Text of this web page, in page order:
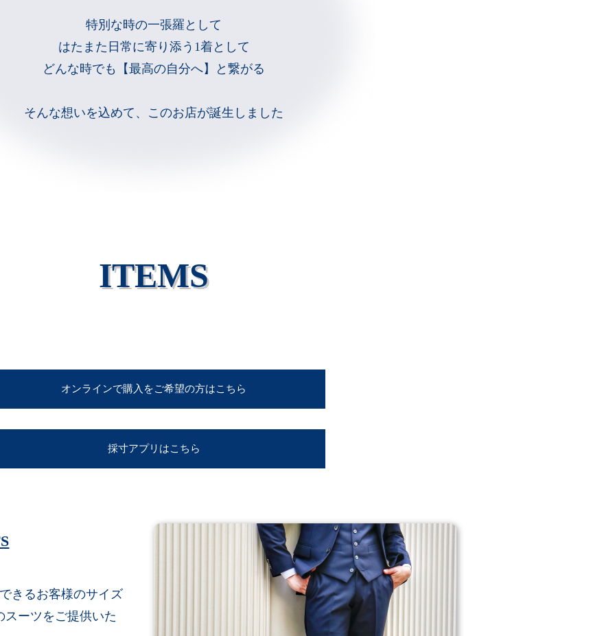
特別な時の一張羅として
はたまた日常に寄り添う1着として
どんな時でも【最高の自分へ】と繋がる
そんな想いを込めて、このお店が誕生しました
ITEMS
オンラインで購入をご希望の方はこちら
採寸アプリはこちら
きるお客様のサイズ
スーツをご提供いた